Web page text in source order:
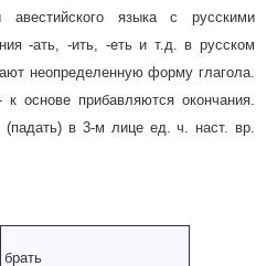
авестийского языка с русскими
-ать, -ить, -еть и т.д. в русском
неопределенную форму глагола.
основе прибавляются окончания.
в 3-м лице ед. ч. наст. вр.
брать